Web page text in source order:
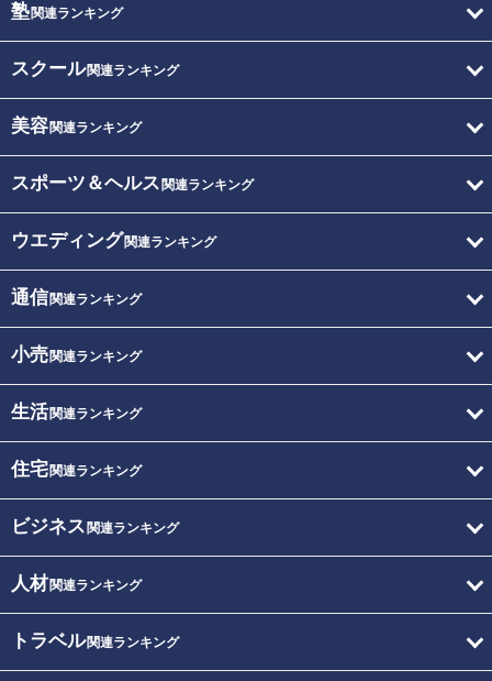
塾関連ランキング
スクール関連ランキング
美容関連ランキング
スポーツ＆ヘルス 関連ランキング
ウエディング関連ランキング
通信関連ランキング
小売関連ランキング
生活関連ランキング
住宅関連ランキング
ビジネス 関連ランキング
人材関連ランキング
トラベル関連ランキング